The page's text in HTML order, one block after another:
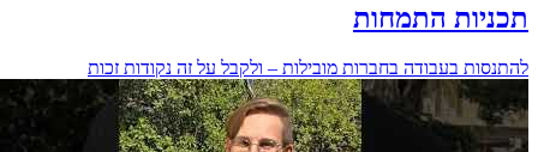
תכניות התמחות
להתנסות בעבודה בחברות מובילות – ולקבל על זה נקודות זכות